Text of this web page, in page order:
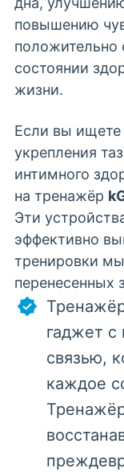
повышению
положительно
состоянии
жизни.
Если вы
укрепления
интимного
на тренажёр
Эти
эффективно
тренировки
перенесенных
гаджет с
связью,
каждое